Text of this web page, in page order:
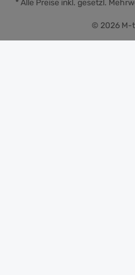
© 2026 M-
* Alle Preise inkl. gesetzl.